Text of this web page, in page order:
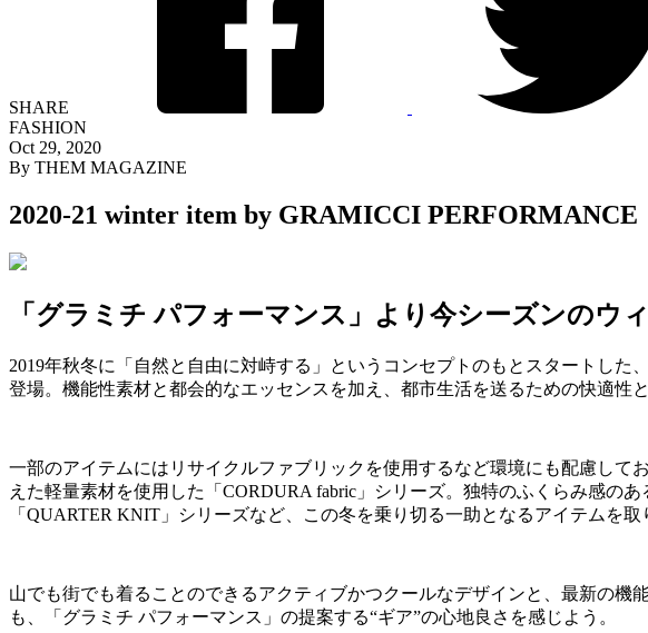
SHARE
FASHION
Oct 29, 2020
By THEM MAGAZINE
2020-21 winter item by GRAMICCI PERFORMANCE
「グラミチ パフォーマンス」より今シーズンのウ
2019年秋冬に「自然と自由に対峙する」というコンセプトのもとスタートし
登場。機能性素材と都会的なエッセンスを加え、都市生活を送るための快適性
一部のアイテムにはリサイクルファブリックを使用するなど環境にも配慮し
えた軽量素材を使用した「CORDURA fabric」シリーズ。独特のふくらみ感の
「QUARTER KNIT」シリーズなど、この冬を乗り切る一助となるアイテムを取
山でも街でも着ることのできるアクティブかつクールなデザインと、最新の
も、「グラミチ パフォーマンス」の提案する“ギア”の心地良さを感じよう。